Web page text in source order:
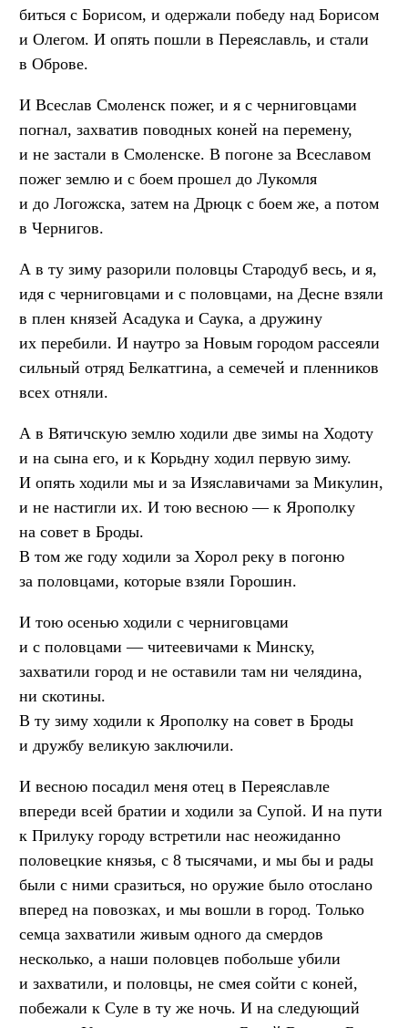
биться с Борисом, и одержали победу над Борисом
и Олегом. И опять пошли в Переяславль, и стали
в Оброве.
И Всеслав Смоленск пожег, и я с черниговцами
погнал, захватив поводных коней на перемену,
и не застали в Смоленске. В погоне за Всеславом
пожег землю и с боем прошел до Лукомля
и до Логожска, затем на Дрюцк с боем же, а потом
в Чернигов.
А в ту зиму разорили половцы Стародуб весь, и я,
идя с черниговцами и с половцами, на Десне взяли
в плен князей Асадука и Саука, а дружину
их перебили. И наутро за Новым городом рассеяли
сильный отряд Белкатгина, а семечей и пленников
всех отняли.
А в Вятичскую землю ходили две зимы на Ходоту
и на сына его, и к Корьдну ходил первую зиму.
И опять ходили мы и за Изяславичами за Микулин,
и не настигли их. И тою весною — к Ярополку
на совет в Броды.
В том же году ходили за Хорол реку в погоню
за половцами, которые взяли Горошин.
И тою осенью ходили с черниговцами
и с половцами — читеевичами к Минску,
захватили город и не оставили там ни челядина,
ни скотины.
В ту зиму ходили к Ярополку на совет в Броды
и дружбу великую заключили.
И весною посадил меня отец в Переяславле
впереди всей братии и ходили за Супой. И на пути
к Прилуку городу встретили нас неожиданно
половецкие князья, с 8 тысячами, и мы бы и рады
были с ними сразиться, но оружие было отослано
вперед на повозках, и мы вошли в город. Только
семца захватили живым одного да смердов
несколько, а наши половцев побольше убили
и захватили, и половцы, не смея сойти с коней,
побежали к Суле в ту же ночь. И на следующий